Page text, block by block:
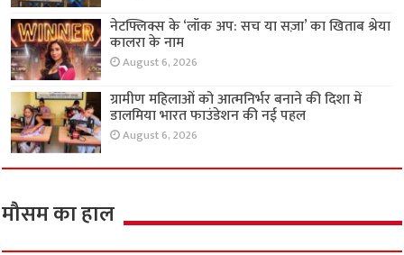
नेटफ्लिक्स के ‘लॉक अप: सच या सज़ा’ का खिताब श्रेया
कालरा के नाम
August 6, 2026
ग्रामीण महिलाओं को आत्मनिर्भर बनाने की दिशा में
डालमिया भारत फाउंडेशन की नई पहल
August 6, 2026
मौसम का हाल